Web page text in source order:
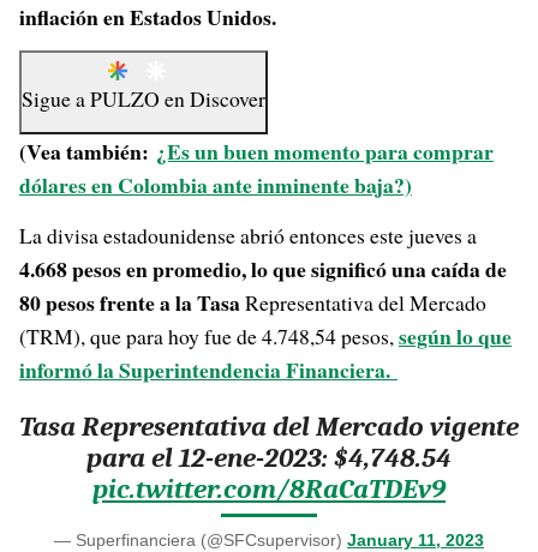
inflación en Estados Unidos.
Sigue aPULZO enDiscover
(Vea también: ¿Es un buen momento para comprar
dólares en Colombia ante inminente baja?)
La divisa estadounidense abrió entonces este jueves a
4.668 pesos en promedio, lo que significó una caída de
80 pesos frente a la TasaRepresentativa del Mercado
(TRM), que para hoy fue de 4.748,54 pesos,según lo que
informó la Superintendencia Financiera.
Tasa Representativa del Mercado vigente
para el 12-ene-2023: $4,748.54
pic.twitter.com/8RaCaTDEv9
— Superfinanciera (@SFCsupervisor) January 11, 2023